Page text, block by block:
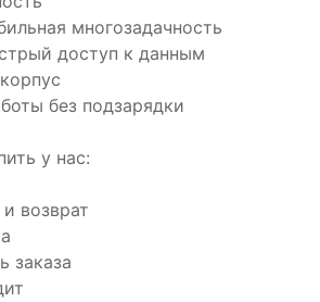
многозадачность
доступ к данным
без подзарядки
у нас:
возврат
заказа